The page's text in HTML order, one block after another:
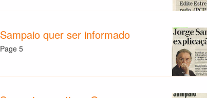
Sampaio quer ser informado
Page 5